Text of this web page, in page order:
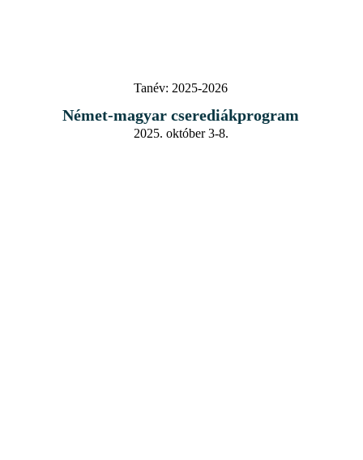
Tanév: 2025-2026
Német-magyar cserediákprogram
2025. október 3-8.